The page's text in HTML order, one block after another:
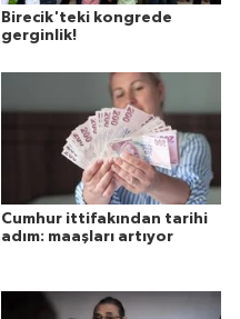
Birecik'teki kongrede
gerginlik!
Cumhur ittifakından tarihi
adım: maaşları artıyor